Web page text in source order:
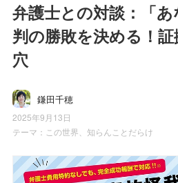
弁護士との対談：「
判の勝敗を決める！
穴
鎌田千穂
2025年9月13日
テーマ： この世界、知らんことだらけ